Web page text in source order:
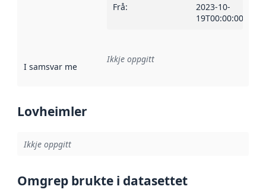
Frå:
2023-10-
19T00:00:00Z
I samsvar med Referanse til ei implementeringsregel eller
Ikkje oppgitt
Lovheimler
Ikkje oppgitt
Omgrep brukte i datasettet